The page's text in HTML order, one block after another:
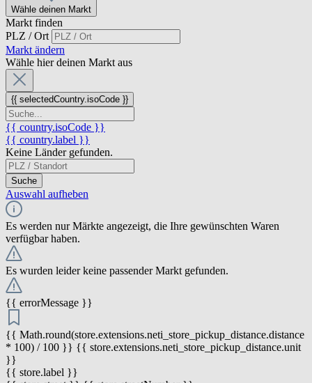
Wähle deinen Markt
Markt finden
PLZ / Ort
Markt ändern
Wähle hier deinen Markt aus
{{ selectedCountry.isoCode }}
{{ country.isoCode }}
{{ country.label }}
Keine Länder gefunden.
Suche
Auswahl aufheben
Es werden nur Märkte angezeigt, die Ihre gewünschten Waren
verfügbar haben.
Es wurden leider keine passender Markt gefunden.
{{ errorMessage }}
{{ Math.round(store.extensions.neti_store_pickup_distance.distance
* 100) / 100 }} {{ store.extensions.neti_store_pickup_distance.unit
}}
{{ store.label }}